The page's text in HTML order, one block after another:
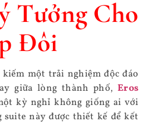
Tưởng Cho
Đôi
một trải nghiệm độc đáo
giữa lòng thành phố,Eros
kỳ nghỉ không giống ai với
suite này được thiết kế để kết